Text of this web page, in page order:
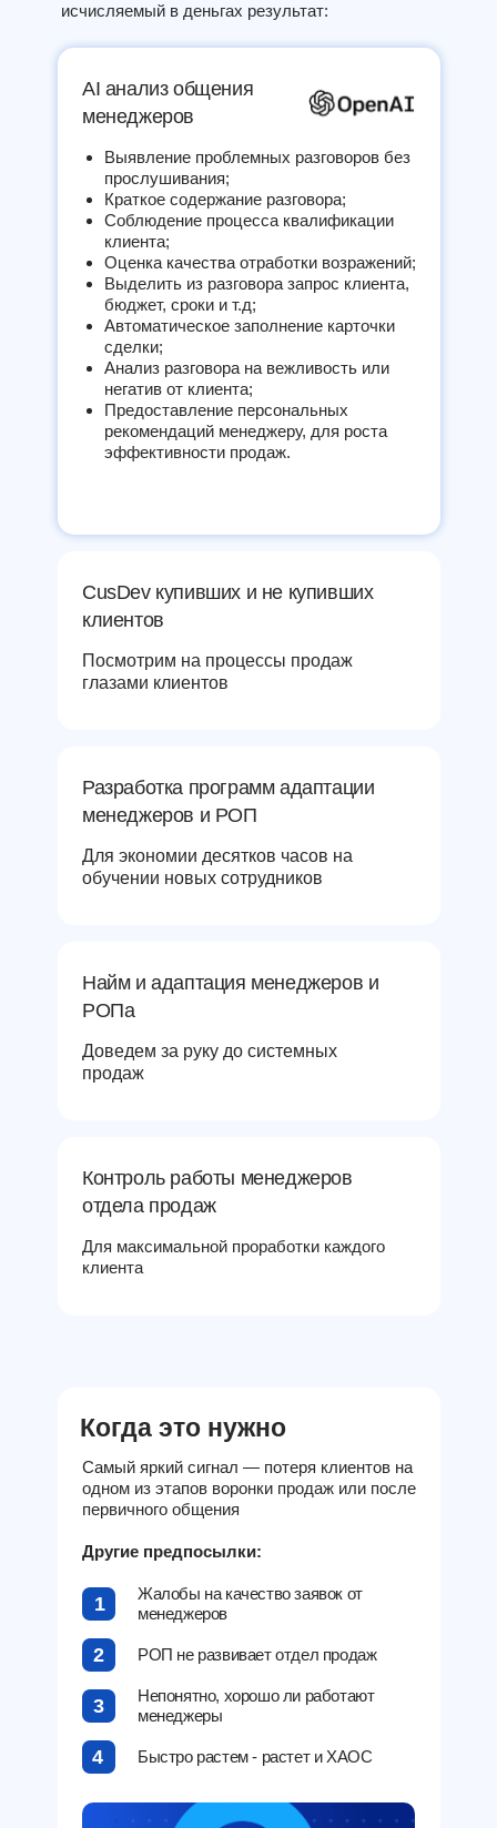
исчисляемый в деньгах результат:
Контроль работы менеджеров
отдела продаж
Разработка программ адаптации
менеджеров и РОП
AI анализ общения
менеджеров
Найм и адаптация менеджеров и
РОПа
CusDev купивших и не купивших
клиентов
Выявление проблемных разговоров без
прослушивания;
Краткое содержание разговора;
Соблюдение процесса квалификации
клиента;
Оценка качества отработки возражений;
Выделить из разговора запрос клиента,
бюджет, сроки и т.д;
Автоматическое заполнение карточки
сделки;
Анализ разговора на вежливость или
негатив от клиента;
Предоставление персональных
рекомендаций менеджеру, для роста
эффективности продаж.
Посмотрим на процессы продаж
глазами клиентов
Доведем за руку до системных
продаж
Для максимальной проработки каждого
клиента
Для экономии десятков часов на
обучении новых сотрудников
Жалобы на качество заявок от
менеджеров
Когда это нужно
Самый яркий сигнал — потеря клиентов на
одном из этапов воронки продаж или после
первичного общения
Другие предпосылки:
РОП не развивает отдел продаж
Быстро растем - растет и ХАОС
Непонятно, хорошо ли работают
менеджеры
1
2
4
3